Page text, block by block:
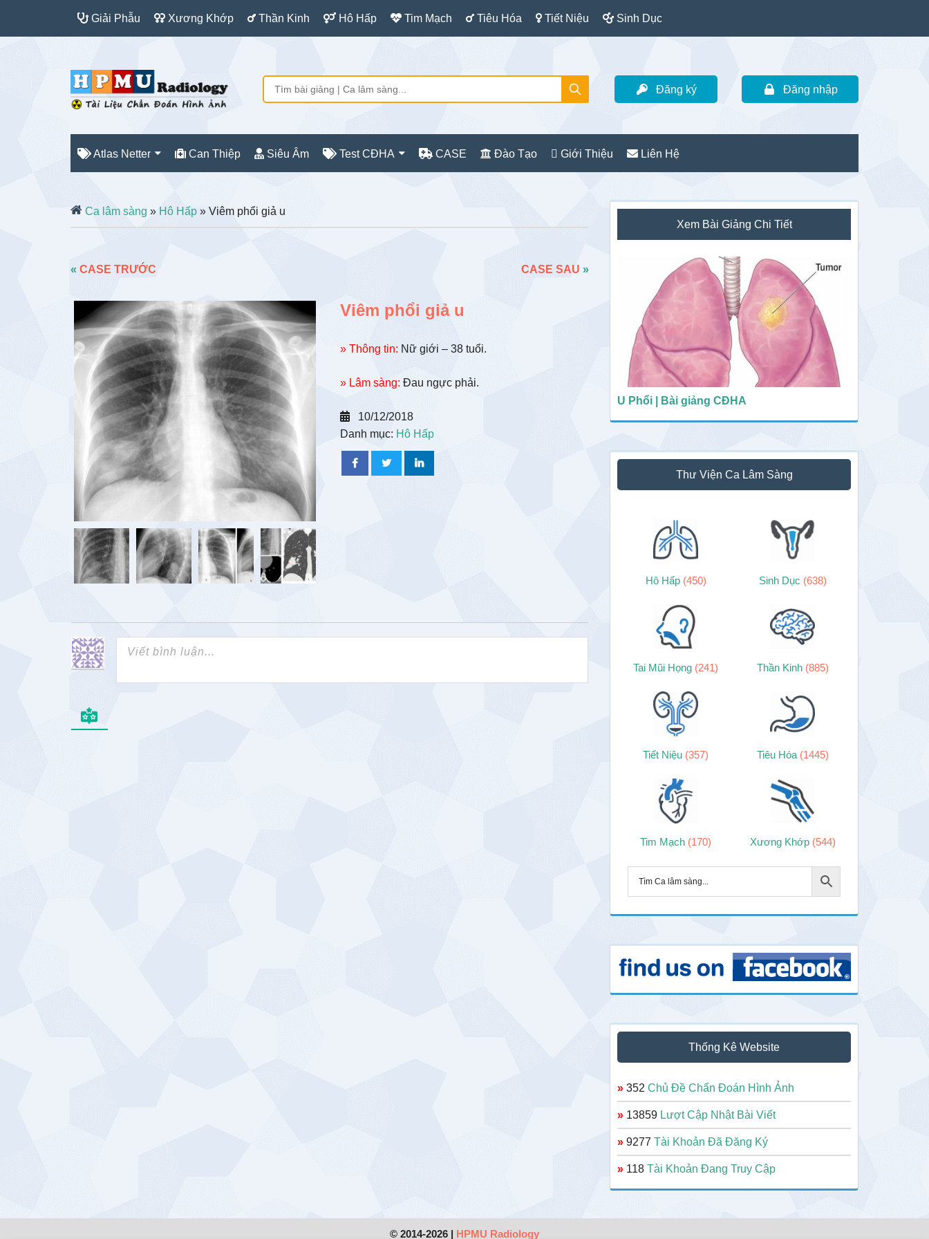
Giải Phẫu Xương Khớp Thần Kinh Hô Hấp Tim Mạch Tiêu Hóa Tiết Niệu Sinh Dục
Đăng ký Đăng nhập
Atlas Netter Can Thiệp Siêu Âm Test CĐHA CASE Đào Tạo Giới Thiệu Liên Hệ
Ca lâm sàng » Hô Hấp » Viêm phổi giả u
« CASE TRƯỚC CASE SAU »
Viêm phổi giả u
» Thông tin: Nữ giới – 38 tuổi.
» Lâm sàng: Đau ngực phải.
10/12/2018
Danh mục: Hô Hấp
Sidebar
chính
Xem Bài Giảng Chi Tiết
U Phổi | Bài giảng CĐHA
Thư Viện Ca Lâm Sàng
Hô Hấp (450) Sinh Dục (638)
Tai Mũi Họng (241) Thần Kinh (885)
Tiết Niệu (357) Tiêu Hóa (1445)
Tim Mạch (170) Xương Khớp (544)
Thống Kê Website
» 352 Chủ Đề Chẩn Đoán Hình Ảnh
» 13859 Lượt Cập Nhật Bài Viết
» 9277 Tài Khoản Đã Đăng Ký
» 118 Tài Khoản Đang Truy Cập
© 2014-2026 | HPMU Radiology